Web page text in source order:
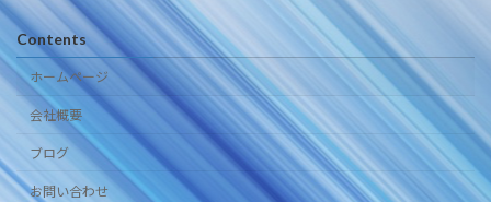
Contents
ホームページ
会社概要
ブログ
お問い合わせ